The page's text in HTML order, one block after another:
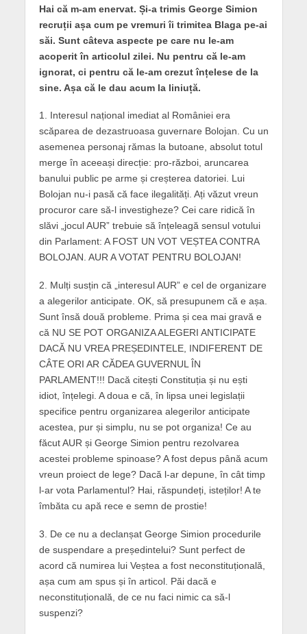
Hai că m-am enervat. Și-a trimis George Simion
recruții așa cum pe vremuri îi trimitea Blaga pe-ai
săi. Sunt câteva aspecte pe care nu le-am
acoperit în articolul zilei. Nu pentru că le-am
ignorat, ci pentru că le-am crezut înțelese de la
sine. Așa că le dau acum la liniuță.
1. Interesul național imediat al României era
scăparea de dezastruoasa guvernare Bolojan. Cu un
asemenea personaj rămas la butoane, absolut totul
merge în aceeași direcție: pro-război, aruncarea
banului public pe arme și creșterea datoriei. Lui
Bolojan nu-i pasă că face ilegalități. Ați văzut vreun
procuror care să-l investigheze? Cei care ridică în
slăvi „jocul AUR” trebuie să înțeleagă sensul votului
din Parlament: A FOST UN VOT VEȘTEA CONTRA
BOLOJAN. AUR A VOTAT PENTRU BOLOJAN!
2. Mulți susțin că „interesul AUR” e cel de organizare
a alegerilor anticipate. OK, să presupunem că e așa.
Sunt însă două probleme. Prima și cea mai gravă e
că NU SE POT ORGANIZA ALEGERI ANTICIPATE
DACĂ NU VREA PREȘEDINTELE, INDIFERENT DE
CÂTE ORI AR CĂDEA GUVERNUL ÎN
PARLAMENT!!! Dacă citești Constituția și nu ești
idiot, înțelegi. A doua e că, în lipsa unei legislații
specifice pentru organizarea alegerilor anticipate
acestea, pur și simplu, nu se pot organiza! Ce au
făcut AUR și George Simion pentru rezolvarea
acestei probleme spinoase? A fost depus până acum
vreun proiect de lege? Dacă l-ar depune, în cât timp
l-ar vota Parlamentul? Hai, răspundeți, isteților! A te
îmbăta cu apă rece e semn de prostie!
3. De ce nu a declanșat George Simion procedurile
de suspendare a președintelui? Sunt perfect de
acord că numirea lui Veștea a fost neconstituțională,
așa cum am spus și în articol. Păi dacă e
neconstituțională, de ce nu faci nimic ca să-l
suspenzi?